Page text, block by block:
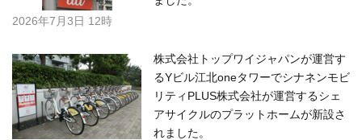
2026年7月3日 12時
株式会社トップワイジャパンが運営す
るYビル江北oneタワーでシナネンモビ
リティPLUS株式会社が運営するシェ
アサイクルのプラットホームが新設さ
れました。